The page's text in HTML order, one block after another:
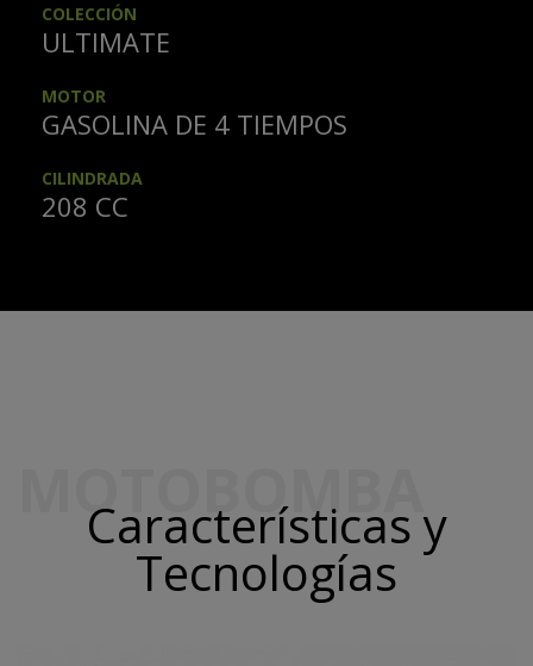
COLECCIÓN
ULTIMATE
MOTOR
GASOLINA DE 4 TIEMPOS
CILINDRADA
208 CC
MOTOBOMBA
Características y
Tecnologías